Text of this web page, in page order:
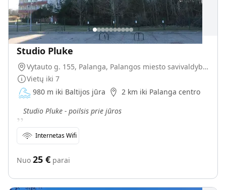
Studio Pluke
Vytauto g. 155, Palanga, Palangos miesto savivaldybė, Lietuva
Vietų iki 7
980 m iki Baltijos jūra
2 km iki Palanga centro
„Studio Pluke - poilsis prie jūros
Internetas Wifi
Nuo 25 € parai